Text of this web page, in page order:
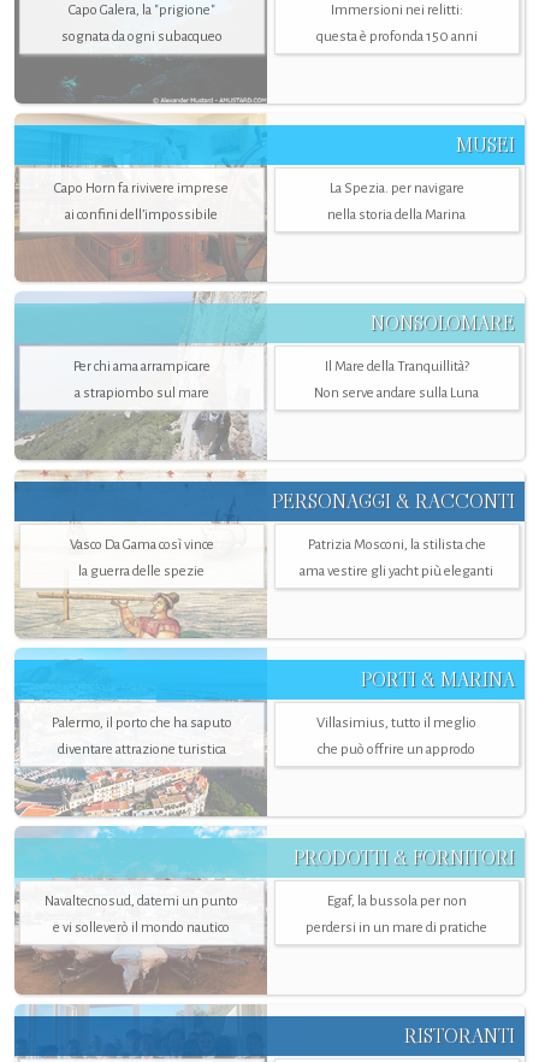
Capo Galera, la "prigione"
sognata da ogni subacqueo
Immersioni nei relitti:
questa è profonda 150 anni
MUSEI
Capo Horn fa rivivere imprese
ai confini dell’impossibile
La Spezia. per navigare
nella storia della Marina
NONSOLOMARE
Per chi ama arrampicare
a strapiombo sul mare
Il Mare della Tranquillità?
Non serve andare sulla Luna
PERSONAGGI & RACCONTI
Vasco Da Gama così vince
la guerra delle spezie
Patrizia Mosconi, la stilista che
ama vestire gli yacht più eleganti
PORTI & MARINA
Palermo, il porto che ha saputo
diventare attrazione turistica
Villasimius, tutto il meglio
che può offrire un approdo
PRODOTTI & FORNITORI
Navaltecnosud, datemi un punto
e vi solleverò il mondo nautico
Egaf, la bussola per non
perdersi in un mare di pratiche
RISTORANTI